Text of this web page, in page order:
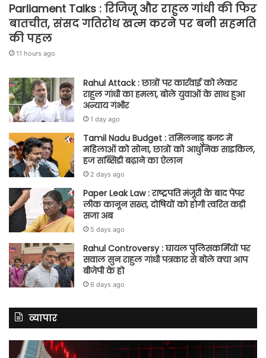
Parliament Talks : रिजिजू और राहुल गांधी की फिर
बातचीत, संसद गतिरोध खत्म करने पर बनी सहमति
की पहल
11 hours ago
Rahul Attack : छात्रों पर कार्रवाई को लेकर
राहुल गांधी का हमला, बोले युवाओं के साथ हुआ
अन्याय गंभीर
1 day ago
Tamil Nadu Budget : तमिलनाडु बजट में
महिलाओं को सोना, छात्रों को आधुनिक साइकिल,
हज सब्सिडी बढ़ाने का ऐलान
2 days ago
Paper Leak Law : राष्ट्रपति मंजूरी के बाद पेपर
लीक कानून सख्त, दोषियों को होगी त्वरित कड़ी
सजा अब
5 days ago
Rahul Controversy : घायल पुलिसकर्मियों पर
सवाल सुन राहुल गांधी पत्रकार से बोले क्या आप
बीजेपी के हो
6 days ago
व्यापार